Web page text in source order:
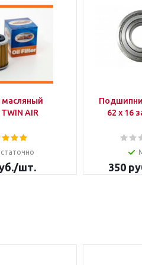
масляный
AIR
/шт.
Подшипник
62 x 16
350